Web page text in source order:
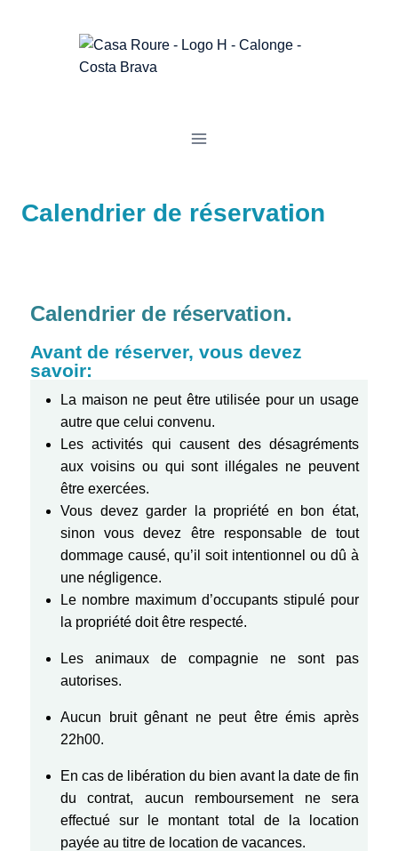
Calendrier de réservation
Calendrier de réservation.
Avant de réserver, vous devez
savoir:
La maison ne peut être utilisée pour un usage
autre que celui convenu.
Les activités qui causent des désagréments
aux voisins ou qui sont illégales ne peuvent
être exercées.
Vous devez garder la propriété en bon état,
sinon vous devez être responsable de tout
dommage causé, qu’il soit intentionnel ou dû à
une négligence.
Le nombre maximum d’occupants stipulé pour
la propriété doit être respecté.
Les animaux de compagnie ne sont pas
autorises.
Aucun bruit gênant ne peut être émis après
22h00.
En cas de libération du bien avant la date de fin
du contrat, aucun remboursement ne sera
effectué sur le montant total de la location
payée au titre de location de vacances.